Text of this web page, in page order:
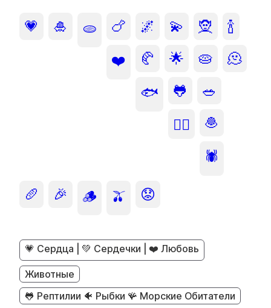
💗 🎍 🫓 🍗 🌌 💫 🧝
🍾
❤️
🥐 🌟 🥧
🫠
🐟
🐸
🥗
🙂‍↕️
🧆
🕷️
🥖 🎉 🪵 🫒 😟
💗 Сердца | 💚 Сердечки | ❤️ Любовь
Животные
🐸 Рептилии 🐠 Рыбки 🪸 Морские Обитатели